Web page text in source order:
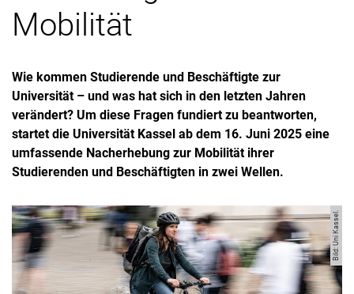
Mobilität
Wie kommen Studierende und Beschäftigte zur
Universität – und was hat sich in den letzten Jahren
verändert? Um diese Fragen fundiert zu beantworten,
startet die Universität Kassel ab dem 16. Juni 2025 eine
umfassende Nacherhebung zur Mobilität ihrer
Studierenden und Beschäftigten in zwei Wellen.
Bild: Uni Kassel.